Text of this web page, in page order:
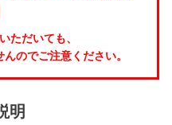
ただいても、
のでご注意ください。
明